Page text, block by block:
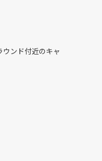
ンド付近のキャ